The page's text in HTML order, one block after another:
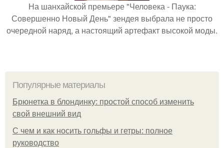
На шанхайской премьере "Человека - Паука:
Совершенно Новый День" зендея выбрала не просто
очередной наряд, а настоящий артефакт высокой моды.
Популярные материалы
Брюнетка в блондинку: простой способ изменить
свой внешний вид
С чем и как носить гольфы и гетры: полное
руководство